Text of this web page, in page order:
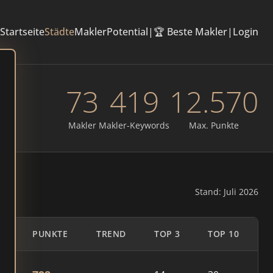
StartseiteStädteMaklerPotential| 🏆 Beste Makler| Login
73
Makler
419
Makler-Keywords
12.570
Max. Punkte
Stand: Juli 2026
PUNKTE TREND TOP 3 TOP 10